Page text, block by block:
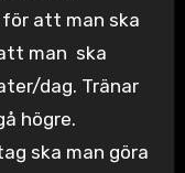
att man ska
man ska
dag. Tränar
högre.
ska man göra